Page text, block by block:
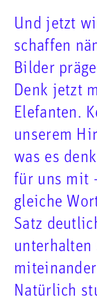
Und jetzt
schaffen
Bilder
Denk jetzt
Elefanten.
unserem
was es
für uns mit
gleiche
Satz
unterhalten
Natürlich